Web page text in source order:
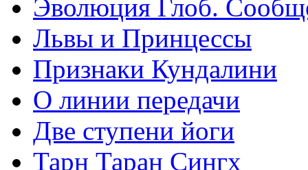
Эволюция Глоб.
Львы и Принцессы
Признаки Кундалини
О линии передачи
Две ступени йоги
Тарн Таран Сингх